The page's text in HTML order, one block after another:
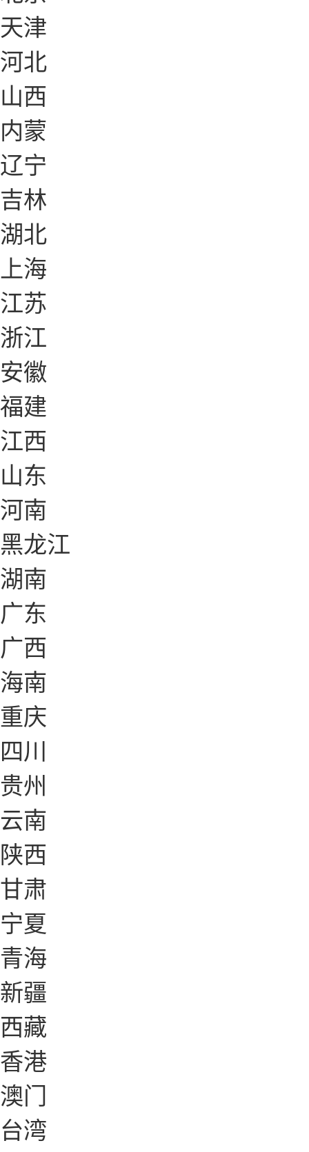
天津
河北
山西
内蒙
辽宁
吉林
湖北
上海
江苏
浙江
安徽
福建
江西
山东
河南
黑龙江
湖南
广东
广西
海南
重庆
四川
贵州
云南
陕西
甘肃
宁夏
青海
新疆
西藏
香港
澳门
台湾